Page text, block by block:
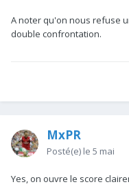
A noter qu'on nous refuse
double confrontation.
MxPR
Posté(e) le 5 mai
Yes, on ouvre le score